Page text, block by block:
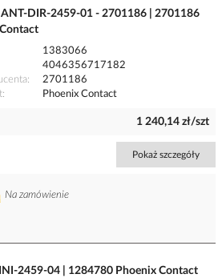
DIR-2459-01 - 2701186 | 2701186
1383066
4046356717182
2701186
Phoenix Contact
1 240,14 zł/szt
Pokaż szczegóły
Na zamówienie
2459-04 | 1284780 Phoenix Contact